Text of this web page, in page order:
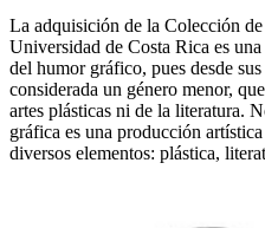
La adquisición de la Colección
Universidad de Costa Rica es
del humor gráfico, pues desde
considerada un género menor,
artes plásticas ni de la literatura.
gráfica es una producción
diversos elementos: plástica,